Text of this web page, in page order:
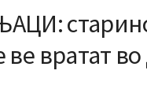
ве вратат